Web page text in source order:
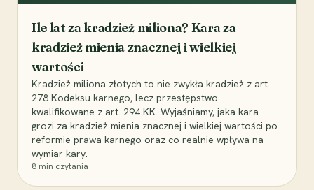
Ile lat za kradzież miliona? Kara za
kradzież mienia znacznej i wielkiej
wartości
Kradzież miliona złotych to nie zwykła kradzież z art.
278 Kodeksu karnego, lecz przestępstwo
kwalifikowane z art. 294 KK. Wyjaśniamy, jaka kara
grozi za kradzież mienia znacznej i wielkiej wartości po
reformie prawa karnego oraz co realnie wpływa na
wymiar kary.
8 min czytania